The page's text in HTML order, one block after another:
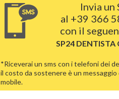
Invia un
al +39 366
con il
SP24 DENTISTA
*Riceverai un sms con i telefoni dei
il costo da sostenere è un
mobile.